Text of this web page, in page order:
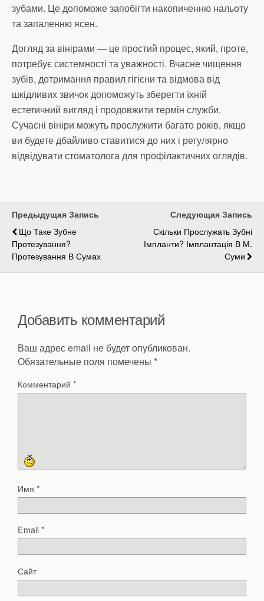
зубами. Це допоможе запобігти накопиченню нальоту
та запаленню ясен.
Догляд за вінірами — це простий процес, який, проте,
потребує системності та уважності. Вчасне чищення
зубів, дотримання правил гігієни та відмова від
шкідливих звичок допоможуть зберегти їхній
естетичний вигляд і продовжити термін служби.
Сучасні вініри можуть прослужити багато років, якщо
ви будете дбайливо ставитися до них і регулярно
відвідувати стоматолога для профілактичних оглядів.
Предыдущая Запись
Що Таке Зубне
Протезування?
Протезування В Сумах
Следующая Запись
Скільки Прослужать Зубні
Імпланти? Імплантація В М.
Суми
Добавить комментарий
Ваш адрес email не будет опубликован.
Обязательные поля помечены *
Комментарий *
Имя *
Email*
Сайт